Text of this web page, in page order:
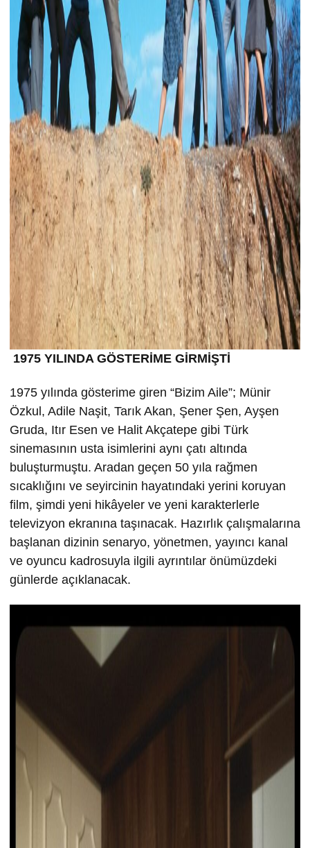
1975 YILINDA GÖSTERİME GİRMİŞTİ
1975 yılında gösterime giren “Bizim Aile”; Münir
Özkul, Adile Naşit, Tarık Akan, Şener Şen, Ayşen
Gruda, Itır Esen ve Halit Akçatepe gibi Türk
sinemasının usta isimlerini aynı çatı altında
buluşturmuştu. Aradan geçen 50 yıla rağmen
sıcaklığını ve seyircinin hayatındaki yerini koruyan
film, şimdi yeni hikâyeler ve yeni karakterlerle
televizyon ekranına taşınacak. Hazırlık çalışmalarına
başlanan dizinin senaryo, yönetmen, yayıncı kanal
ve oyuncu kadrosuyla ilgili ayrıntılar önümüzdeki
günlerde açıklanacak.